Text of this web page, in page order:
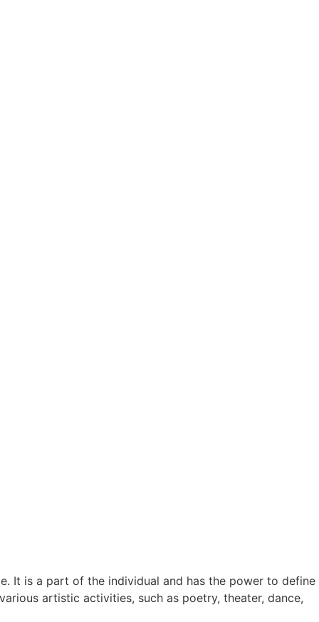
It is a part of the individual and has the power to define
artistic activities, such as poetry, theater, dance,